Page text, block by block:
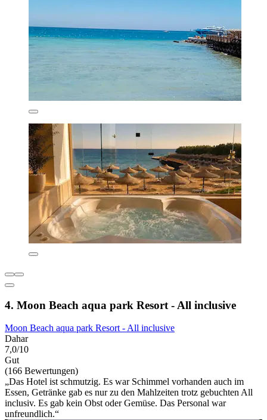
4. Moon Beach aqua park Resort - All inclusive
Moon Beach aqua park Resort - All inclusive
Dahar
7,0/10
Gut
(166 Bewertungen)
„Das Hotel ist schmutzig. Es war Schimmel vorhanden auch im
Essen, Getränke gab es nur zu den Mahlzeiten trotz gebuchten All
inclusiv. Es gab kein Obst oder Gemüse. Das Personal war
unfreundlich.“